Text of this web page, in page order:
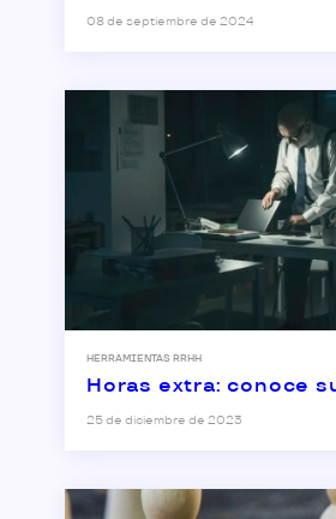
como a la plantilla
08 de septiembre de 2024
HERRAMIENTAS RRHH
Horas extra: conoce
25 de diciembre de 2023